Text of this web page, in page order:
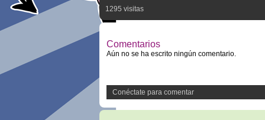
1295 visitas
Comentarios
Aún no se ha escrito ningún comentario.
Conéctate para comentar